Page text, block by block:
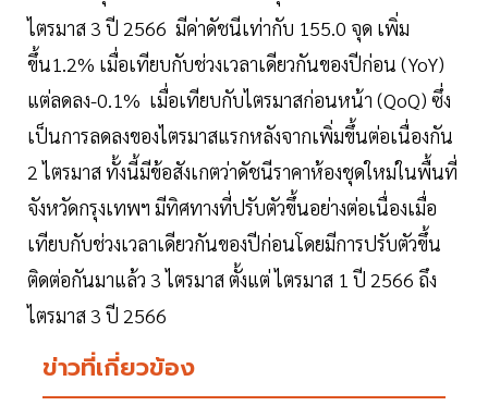
ไตรมาส 3 ปี 2566 มีค่าดัชนีเท่ากับ 155.0 จุด เพิ่ม
ขึ้น1.2% เมื่อเทียบกับช่วงเวลาเดียวกันของปีก่อน (YoY)
แต่ลดลง-0.1% เมื่อเทียบกับไตรมาสก่อนหน้า (QoQ) ซึ่ง
เป็นการลดลงของไตรมาสแรกหลังจากเพิ่มขึ้นต่อเนื่องกัน
2 ไตรมาส ทั้งนี้มีข้อสังเกตว่าดัชนีราคาห้องชุดใหม่ในพื้นที่
จังหวัดกรุงเทพฯ มีทิศทางที่ปรับตัวขึ้นอย่างต่อเนื่องเมื่อ
เทียบกับช่วงเวลาเดียวกันของปีก่อนโดยมีการปรับตัวขึ้น
ติดต่อกันมาแล้ว 3 ไตรมาส ตั้งแต่ ไตรมาส 1 ปี 2566 ถึง
ไตรมาส 3 ปี 2566
ข่าวที่เกี่ยวข้อง